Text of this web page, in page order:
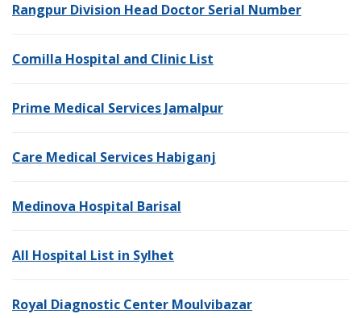
Rangpur Division Head Doctor Serial Number
Comilla Hospital and Clinic List
Prime Medical Services Jamalpur
Care Medical Services Habiganj
Medinova Hospital Barisal
All Hospital List in Sylhet
Royal Diagnostic Center Moulvibazar